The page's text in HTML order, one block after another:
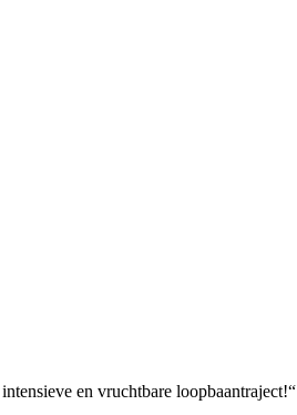
en vruchtbare loopbaantraject!“